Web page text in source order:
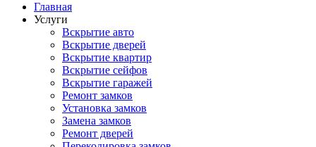
Главная
Услуги
Вскрытие авто
Вскрытие дверей
Вскрытие квартир
Вскрытие сейфов
Вскрытие гаражей
Ремонт замков
Установка замков
Замена замков
Ремонт дверей